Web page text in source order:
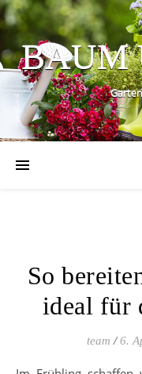
BAUM
So
ideal für
team / 6.